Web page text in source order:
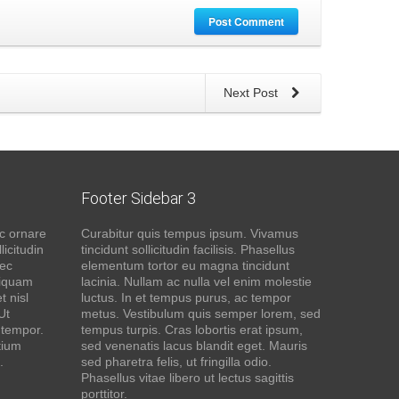
Post Comment
Next Post
ornare
nisl
Footer Sidebar 3
Curabitur quis tempus ipsum. Vivamus
tincidunt sollicitudin facilisis. Phasellus
elementum tortor eu magna tincidunt
lacinia. Nullam ac nulla vel enim molestie
luctus. In et tempus purus, ac tempor
metus. Vestibulum quis semper lorem, sed
tempus turpis. Cras lobortis erat ipsum,
sed venenatis lacus blandit eget. Mauris
sed pharetra felis, ut fringilla odio.
Phasellus vitae libero ut lectus sagittis
porttitor.